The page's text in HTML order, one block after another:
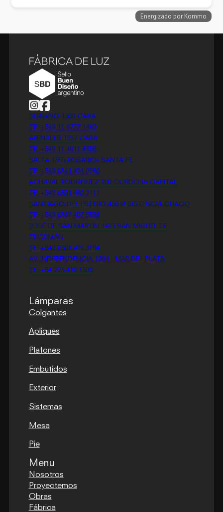
Follow us on Instagram
Follow us on Facebook
SERRANO 1308 CABA
TE: +549 11 4777 1460
ARENALES 1237 CABA
TE: +549 11 4811 6356
SALTA 1355 ROSARIO- SANTA FE
TE: +549 0341 424 0280
ACHAVAL RODRIGUEZ 200 CORDOBA CAPITAL
TE: +549 0351 460 2111
SANTIAGO DEL ESTERO 436 RESISTENCIA CHACO
TE: +549 0362 407 5598
JOSÉ DE SAN MARTÍN 1423 SAN MIGUEL DE
TUCUMÁN
TE: +549 0381 421 3294
AV. INDEPENDENCIA 1964 - MAR DEL PLATA
TE: +54 223 410 1300
Lámparas
Colgantes
Apliques
Plafones
Embutidos
Exterior
Sistemas
Mesa
Pie
Menu
Nosotros
Proyectemos
Obras
Fábrica